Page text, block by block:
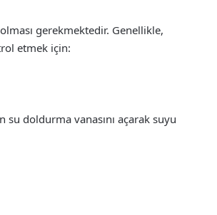
gerekmektedir. Genellikle,
etmek için:
su doldurma vanasını açarak suyu